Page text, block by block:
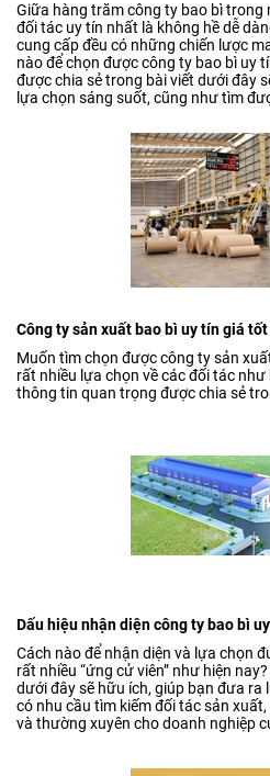
Giữa hàng trăm công ty bao bì trong
đối tác uy tín nhất là không hề dễ
cung cấp đều có những chiến lược
nào để chọn được công ty bao bì uy
được chia sẻ trong bài viết dưới đây
lựa chọn sáng suốt, cũng như tìm
Công ty sản xuất bao bì uy tín giá
Muốn tìm chọn được công ty sản
rất nhiều lựa chọn về các đối tác
thông tin quan trọng được chia sẻ
Dấu hiệu nhận diện công ty bao bì
Cách nào để nhận diện và lựa chọn
rất nhiều “ứng cử viên” như hiện
dưới đây sẽ hữu ích, giúp bạn đưa ra
có nhu cầu tìm kiếm đối tác sản
và thường xuyên cho doanh nghiệp